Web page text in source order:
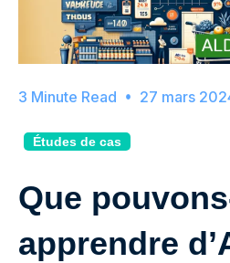
27 mars
Études de cas
Que
apprendre